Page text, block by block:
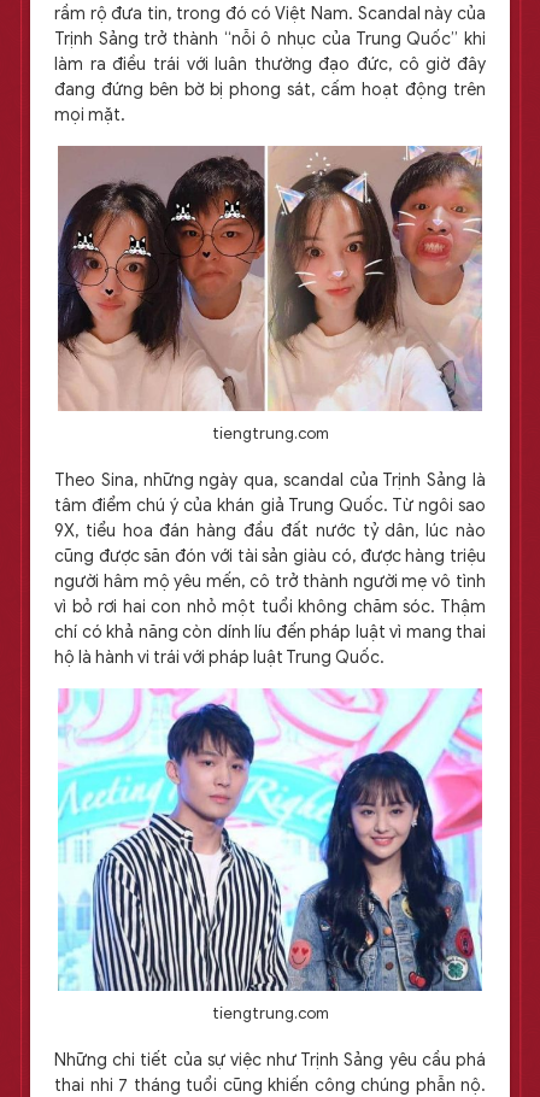
rầm rộ đưa tin, trong đó có Việt Nam. Scandal này của
Trịnh Sảng trở thành “nỗi ô nhục của Trung Quốc” khi
làm ra điều trái với luân thường đạo đức, cô giờ đây
đang đứng bên bờ bị phong sát, cấm hoạt động trên
mọi mặt.
tiengtrung.com
Theo Sina, những ngày qua, scandal của Trịnh Sảng là
tâm điểm chú ý của khán giả Trung Quốc. Từ ngôi sao
9X, tiểu hoa đán hàng đầu đất nước tỷ dân, lúc nào
cũng được săn đón với tài sản giàu có, được hàng triệu
người hâm mộ yêu mến, cô trở thành người mẹ vô tình
vì bỏ rơi hai con nhỏ một tuổi không chăm sóc. Thậm
chí có khả năng còn dính líu đến pháp luật vì mang thai
hộ là hành vi trái với pháp luật Trung Quốc.
tiengtrung.com
Những chi tiết của sự việc như Trịnh Sảng yêu cầu phá
thai nhi 7 tháng tuổi cũng khiến công chúng phẫn nộ.